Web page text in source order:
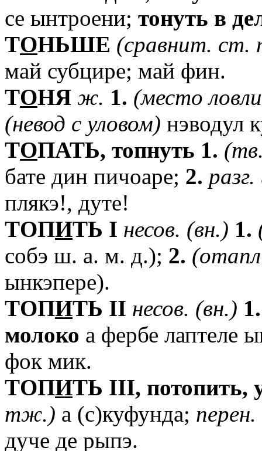
се ынтроени; тонуть в
TОНЬШЕ (сравнит. ст.
май субцире; май фин.
TОНЯ ж. 1. (место ловли
(невод с уловом) нэводул
TОПАТЬ, топнуть 1.
бате дин пичоаре; 2. разг.
плякэ!, дуте!
TОПИТЬ I несов. (вн.) 1.
собэ ш. а. м. д.); 2.
ынкэпере).
TОПИТЬ II несов. (вн.) 1.
молоко а фербе лаптеле
фок мик.
TОПИТЬ III, потопить,
тж.) а (с)куфунда; перен.
дуче де рыпэ.